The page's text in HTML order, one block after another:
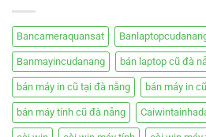
Bancameraquansat
Banmayincudanang bán laptop cũ đà
bán máy in cũ tại đà nẵng bán máy in
bán máy tính cũ đà nẵng